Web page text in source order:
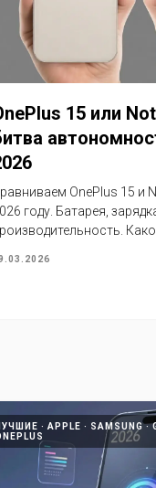
15 или
OnePlus 15 и
году. Батарея,
APPLE SAMSUNG